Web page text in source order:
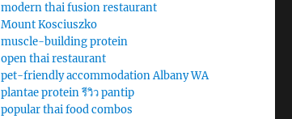
modern thai fusion restaurant
Mount Kosciuszko
muscle-building protein
open thai restaurant
pet-friendly accommodation Albany WA
plantae protein รีวิว pantip
popular thai food combos